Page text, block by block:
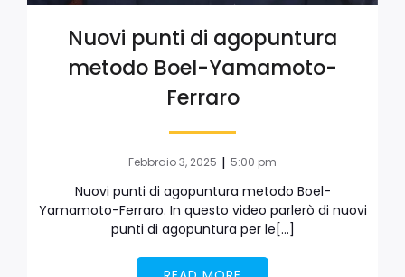
Nuovi punti di agopuntura
metodo Boel-Yamamoto-
Ferraro
Febbraio 3, 2025 | 5:00 pm
Nuovi punti di agopuntura metodo Boel-
Yamamoto-Ferraro. In questo video parlerò di nuovi
punti di agopuntura per le[…]